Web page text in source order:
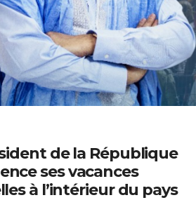
de la République
ses vacances
à l’intérieur du pays